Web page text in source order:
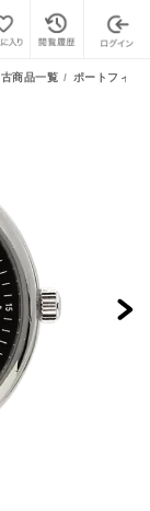
商品一覧 ポートフィノ